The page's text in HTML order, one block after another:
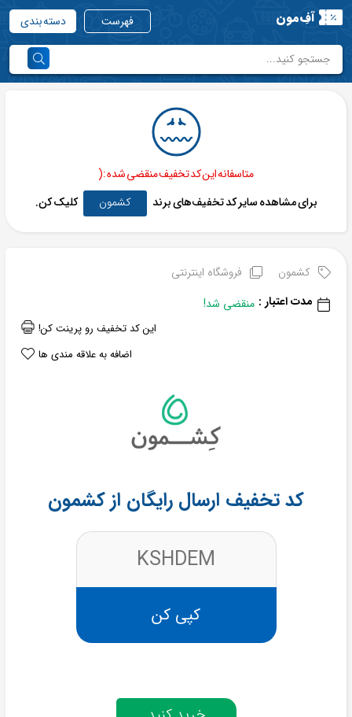
آفِ‌مون فهرست دسته بندی
متاسفانه این کد تخفیف منقضی شده :(
برای مشاهده سایر کد تخفیف‌های برند
کشمون کلیک کن.
کشمون
فروشگاه اینترنتی
مدت اعتبار : منقضی شد!
این کد تخفیف رو پرینت کن!
اضافه به علاقه مندی ها
کد تخفیف ارسال رایگان از کشمون
KSHDEM
کپی کن